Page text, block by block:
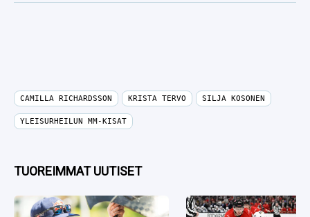
CAMILLA RICHARDSSON KRISTA TERVO SILJA KOSONEN
YLEISURHEILUN MM-KISAT
TUOREIMMAT UUTISET